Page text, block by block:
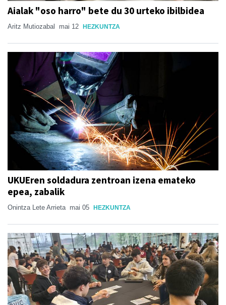
Aialak "oso harro" bete du 30 urteko ibilbidea
Aritz Mutiozabal mai 12 HEZKUNTZA
UKUEren soldadura zentroan izena emateko
epea, zabalik
Onintza Lete Arrieta mai 05 HEZKUNTZA